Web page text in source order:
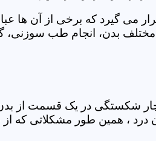
می گیرد که برخی از آن ها
بدن، انجام طب سوزنی،
شکستگی در یک قسمت از
، همین طور مشکلاتی که از